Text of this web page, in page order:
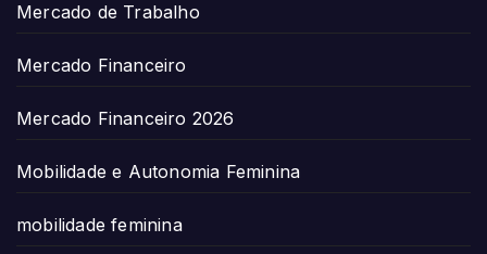
Mercado de Trabalho
Mercado Financeiro
Mercado Financeiro 2026
Mobilidade e Autonomia Feminina
mobilidade feminina